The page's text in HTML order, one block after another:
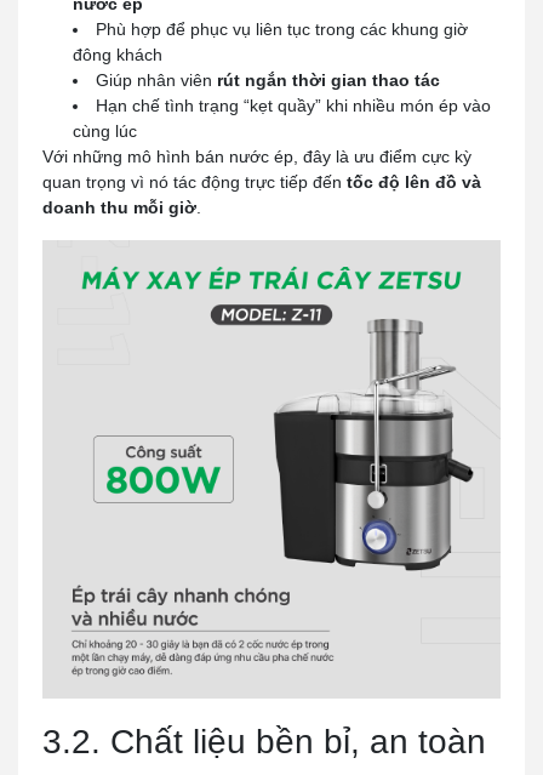
Phù hợp để phục vụ liên tục trong các khung giờ
đông khách
Giúp nhân viên rút ngắn thời gian thao tác
Hạn chế tình trạng “kẹt quầy” khi nhiều món ép vào
cùng lúc
Với những mô hình bán nước ép, đây là ưu điểm cực kỳ
quan trọng vì nó tác động trực tiếp đến tốc độ lên đồ và
doanh thu mỗi giờ
3.2. Chất liệu bền bỉ, an toàn